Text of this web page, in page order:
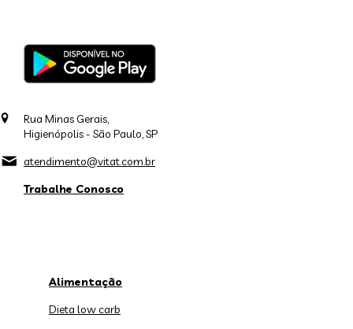
Rua Minas Gerais,
Higienópolis - São Paulo, SP
atendimento@vitat.com.br
Trabalhe Conosco
Alimentação
Dieta low carb